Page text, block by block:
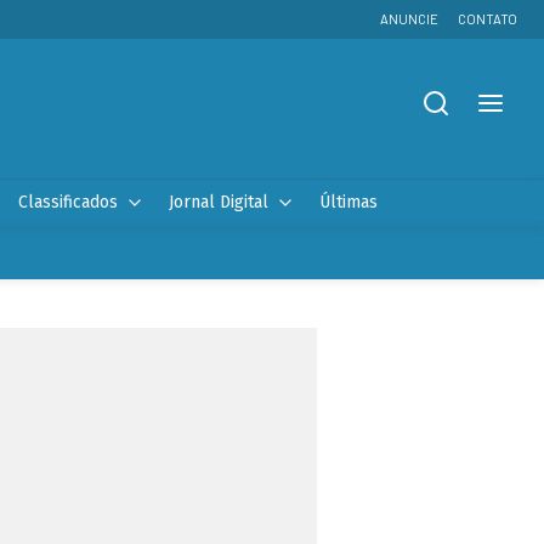
ANUNCIE CONTATO
Classificados Jornal Digital Últimas